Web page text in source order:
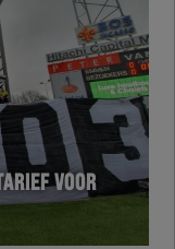
VOOR